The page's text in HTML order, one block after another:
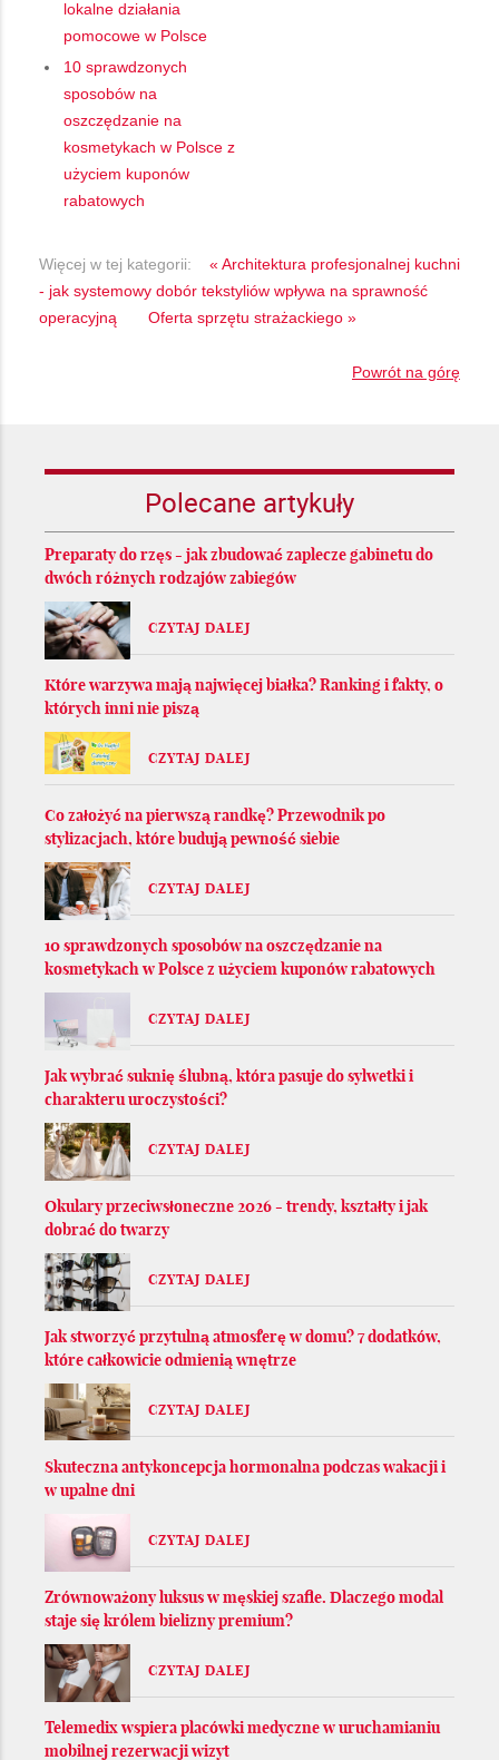
lokalne działania
pomocowe w Polsce
10 sprawdzonych
sposobów na
oszczędzanie na
kosmetykach w Polsce z
użyciem kuponów
rabatowych
Więcej w tej kategorii:
« Architektura profesjonalnej kuchni
- jak systemowy dobór tekstyliów wpływa na sprawność
operacyjną
Oferta sprzętu strażackiego »
Powrót na górę
Polecane artykuły
Preparaty do rzęs - jak zbudować zaplecze gabinetu do
dwóch różnych rodzajów zabiegów
CZYTAJ DALEJ
Które warzywa mają najwięcej białka? Ranking i fakty, o
których inni nie piszą
CZYTAJ DALEJ
Co założyć na pierwszą randkę? Przewodnik po
stylizacjach, które budują pewność siebie
CZYTAJ DALEJ
10 sprawdzonych sposobów na oszczędzanie na
kosmetykach w Polsce z użyciem kuponów rabatowych
CZYTAJ DALEJ
Jak wybrać suknię ślubną, która pasuje do sylwetki i
charakteru uroczystości?
CZYTAJ DALEJ
Okulary przeciwsłoneczne 2026 - trendy, kształty i jak
dobrać do twarzy
CZYTAJ DALEJ
Jak stworzyć przytulną atmosferę w domu? 7 dodatków,
które całkowicie odmienią wnętrze
CZYTAJ DALEJ
Skuteczna antykoncepcja hormonalna podczas wakacji i
w upalne dni
CZYTAJ DALEJ
Zrównoważony luksus w męskiej szafie. Dlaczego modal
staje się królem bielizny premium?
CZYTAJ DALEJ
Telemedix wspiera placówki medyczne w uruchamianiu
mobilnej rezerwacji wizyt